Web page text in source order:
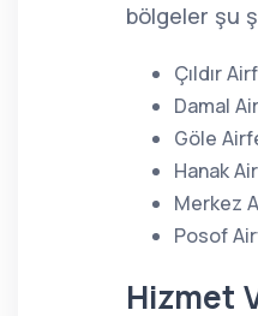
bölgeler şu
Çıldır
Damal
Göle
Hanak
Merkez
Posof
Hizmet